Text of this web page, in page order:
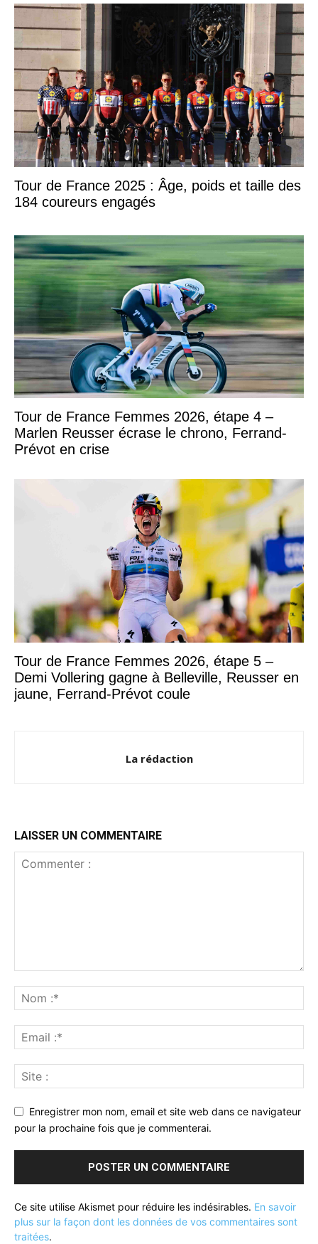
Tour de France 2025 : Âge, poids et taille des
184 coureurs engagés
Tour de France Femmes 2026, étape 4 –
Marlen Reusser écrase le chrono, Ferrand-
Prévot en crise
Tour de France Femmes 2026, étape 5 –
Demi Vollering gagne à Belleville, Reusser en
jaune, Ferrand-Prévot coule
La rédaction
LAISSER UN COMMENTAIRE
Enregistrer mon nom, email et site web dans ce navigateur
pour la prochaine fois que je commenterai.
Ce site utilise Akismet pour réduire les indésirables. En savoir
plus sur la façon dont les données de vos commentaires sont
traitées.